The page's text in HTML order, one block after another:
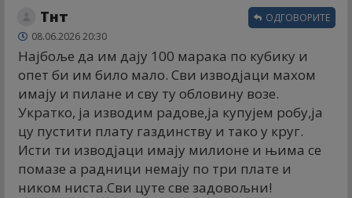
Тнт
08.06.2026 20:30
Најбоље да им дају 100 марака по кубику и
опет би им било мало. Сви изводјаци махом
имају и пилане и сву ту обловину возе.
Укратко, ја изводим радове,ја купујем робу,ја
цу пустити плату газдинству и тако у круг.
Исти ти изводјаци имају милионе и њима се
помазе а радници немају по три плате и
ником ниста.Сви цуте све задовољни!
ОДГОВОРИТЕ